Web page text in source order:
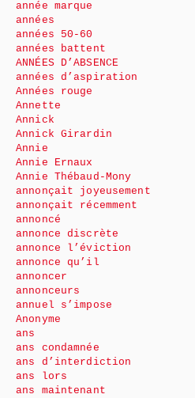
année marque
années
années 50-60
années battent
ANNÉES D’ABSENCE
années d’aspiration
Années rouge
Annette
Annick
Annick Girardin
Annie
Annie Ernaux
Annie Thébaud-Mony
annonçait joyeusement
annonçait récemment
annoncé
annonce discrète
annonce l’éviction
annonce qu’il
annoncer
annonceurs
annuel s’impose
Anonyme
ans
ans condamnée
ans d’interdiction
ans lors
ans maintenant